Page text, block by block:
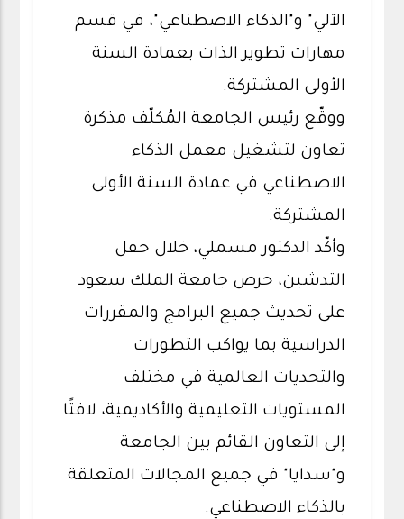
الآلي" و"الذكاء الاصطناعي"، في قسم
مهارات تطوير الذات بعمادة السنة
الأولى المشتركة.
ووقّع رئيس الجامعة المُكلّف مذكرة
تعاون لتشغيل معمل الذكاء
الاصطناعي في عمادة السنة الأولى
المشتركة.
وأكّد الدكتور مسملي، خلال حفل
التدشين، حرص جامعة الملك سعود
على تحديث جميع البرامج والمقررات
الدراسية بما يواكب التطورات
والتحديات العالمية في مختلف
المستويات التعليمية والأكاديمية، لافتًا
إلى التعاون القائم بين الجامعة
و"سدايا" في جميع المجالات المتعلقة
بالذكاء الاصطناعي.